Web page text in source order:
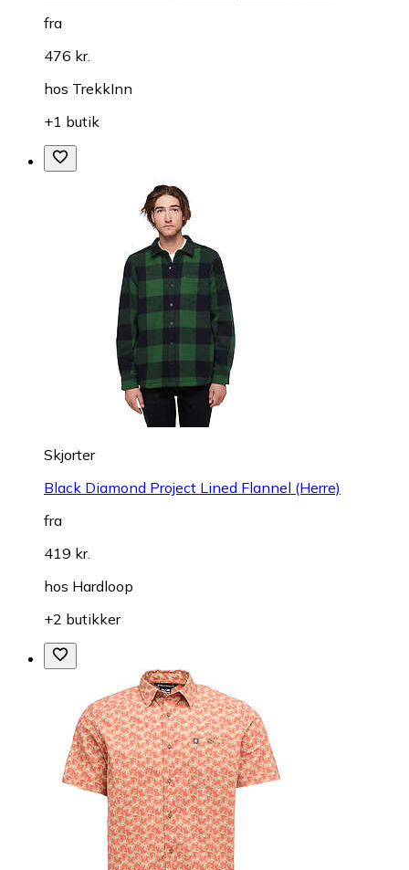
fra
476 kr.
hos TrekkInn
+1 butik
Skjorter
Black Diamond Project Lined Flannel (Herre)
fra
419 kr.
hos Hardloop
+2 butikker